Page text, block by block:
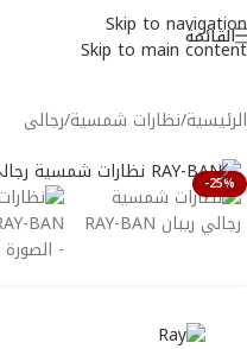
Skip to navigation
Skip to main content
القائمة
الرئيسية/نظارات شمسية/رجالى
-25%